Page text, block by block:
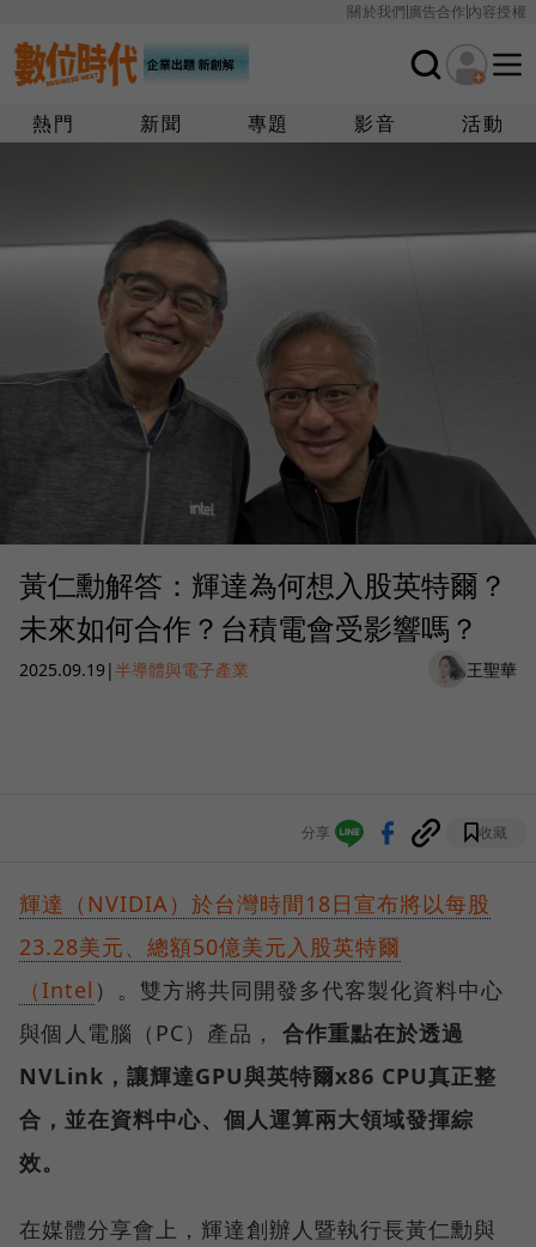
關於我們廣告合作內容授權
熱門 新聞 專題 影音 活動
黃仁勳解答：輝達為何想入股英特爾？
未來如何合作？台積電會受影響嗎？
2025.09.19|半導體與電子產業 王聖華
分享 收藏
輝達（NVIDIA）於台灣時間18日宣布將以每股
23.28美元、總額50億美元入股英特爾
（Intel ）。雙方將共同開發多代客製化資料中心
與個人電腦（PC）產品， 合作重點在於透過
NVLink，讓輝達GPU與英特爾x86 CPU真正整
合，並在資料中心、個人運算兩大領域發揮綜
效。
在媒體分享會上，輝達創辦人暨執行長黃仁勳與